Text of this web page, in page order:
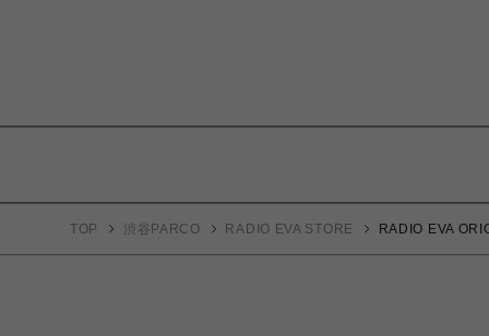
TOP 渋谷PARCO RADIO EVA STORE RADIO EVA